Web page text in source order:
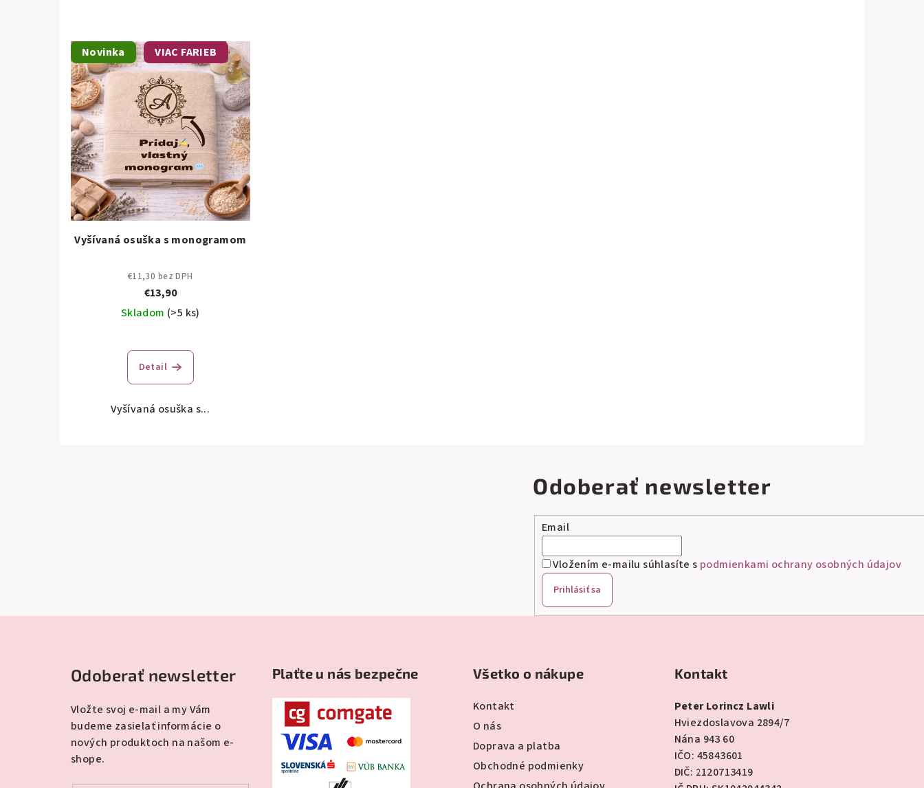
Novinka VIAC FARIEB
Vyšívaná osuška s monogramom
€11,30 bez DPH
€13,90
Skladom (>5 ks)
Detail
Vyšívaná osuška s...
Odoberať newsletter
Email
Vložením e-mailu súhlasíte s podmienkami ochrany osobných údajov
Prihlásiť sa
Odoberať newsletter
Vložte svoj e-mail a my Vám
budeme zasielať informácie o
nových produktoch na našom e-
shope.
Plaťte u nás bezpečne Všetko o nákupe
Kontakt
O nás
Doprava a platba
Obchodné podmienky
Kontakt
Peter Lorincz Lawli
Hviezdoslavova 2894/7
Nána 943 60
IČO: 45843601
DIČ: 2120713419